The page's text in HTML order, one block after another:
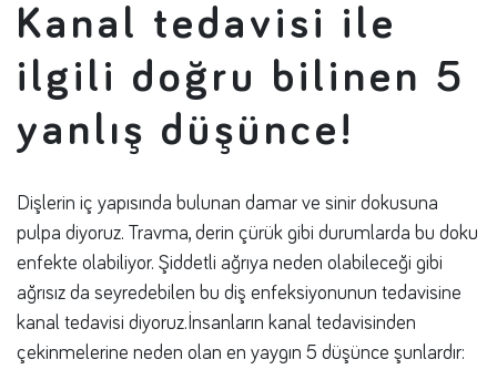
Kanal tedavisi ile
ilgili doğru bilinen 5
yanlış düşünce!
Dişlerin iç yapısında bulunan damar ve sinir dokusuna
pulpa diyoruz. Travma, derin çürük gibi durumlarda bu doku
enfekte olabiliyor. Şiddetli ağrıya neden olabileceği gibi
ağrısız da seyredebilen bu diş enfeksiyonunun tedavisine
kanal tedavisi diyoruz.İnsanların kanal tedavisinden
çekinmelerine neden olan en yaygın 5 düşünce şunlardır: